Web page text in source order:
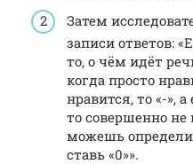
Затем
записи ответов:
то, о чём идёт
когда просто
нравится, то «-»,
то совершенно не
можешь
ставь «0»».